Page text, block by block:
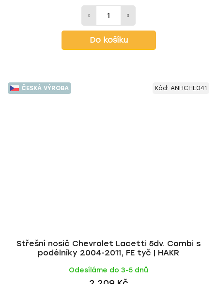
Do košíku
ČESKÁ VÝROBA
Střešní nosič Chevrolet Lacetti 5dv. Combi s
podélníky 2004-2011, FE tyč | HAKR
Odesíláme do 3-5 dnů
Kód: ANHCHE041